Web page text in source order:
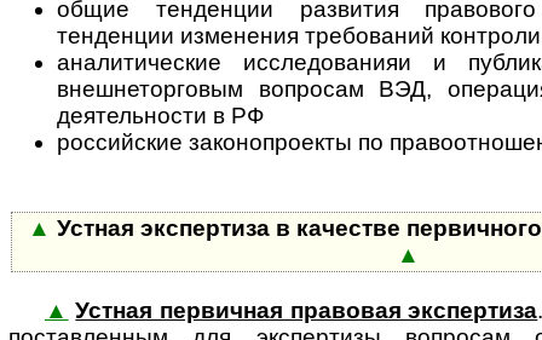
общие тенденции развития
тенденции изменения требований
аналитические исследованияи и
внешнеторговым вопросам ВЭД,
деятельности в РФ
российские законопроекты по
▲ Устная экспертиза в качестве
▲
▲ Устная первичная правовая экспертиза